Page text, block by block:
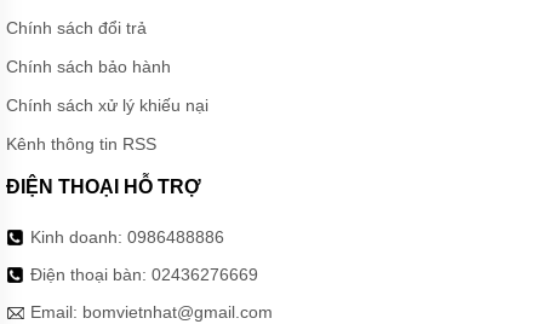
Chính sách đổi trả
Chính sách bảo hành
Chính sách xử lý khiếu nại
Kênh thông tin RSS
ĐIỆN THOẠI HỖ TRỢ
Kinh doanh: 0986488886
Điện thoại bàn: 02436276669
Email: bomvietnhat@gmail.com